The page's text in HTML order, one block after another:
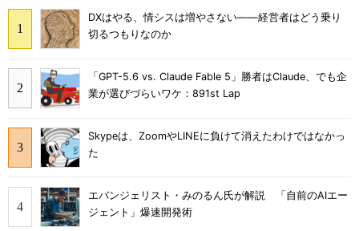
DXはやる、情シスは増やさない――経営者はどう乗り
切るつもりなのか
「GPT-5.6 vs. Claude Fable 5」勝者はClaude、でも企
業が選びづらいワケ：891st Lap
Skypeは、ZoomやLINEに負けて消えたわけではなかっ
た
エバンジェリスト・みのるん氏が解説 「自前のAIエー
ジェント」爆速開発術